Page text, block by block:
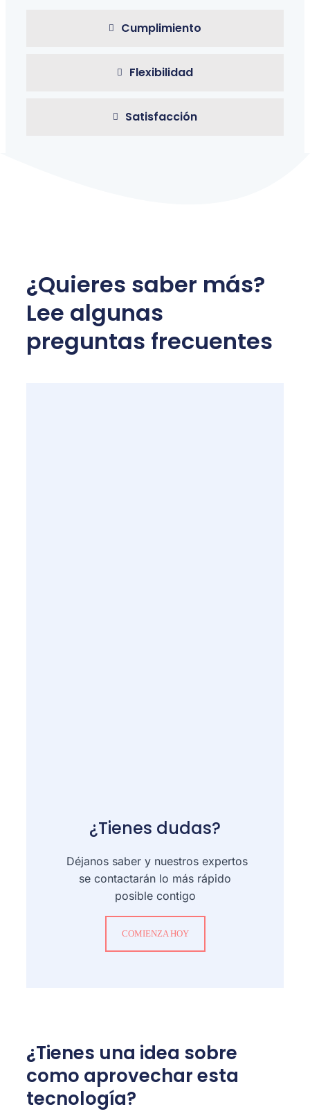
Cumplimiento
Flexibilidad
Satisfacción
¿Quieres saber más?
Lee algunas
preguntas frecuentes
¿Tienes dudas?
Déjanos saber y nuestros expertos
se contactarán lo más rápido
posible contigo
COMIENZA HOY
¿Tienes una idea sobre
como aprovechar esta
tecnología?